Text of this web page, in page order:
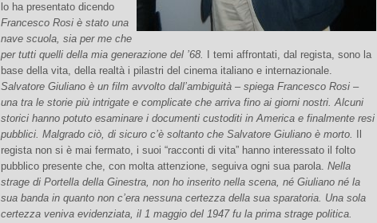
lo ha presentato dicendo
Francesco Rosi è stato una
nave scuola, sia per me che
per tutti quelli della mia generazione del ’68.
I temi affrontati, dal regista, sono la
base della vita, della realtà i pilastri del cinema italiano e internazionale.
Salvatore Giuliano è un film avvolto dall’ambiguità – spiega Francesco Rosi –
una tra le storie più intrigate e complicate che arriva fino ai giorni nostri. Alcuni
storici hanno potuto esaminare i documenti custoditi in America e finalmente resi
pubblici. Malgrado ciò, di sicuro c’è soltanto che Salvatore Giuliano è morto.
regista non si è mai fermato, i suoi “racconti di vita” hanno interessato il folto
pubblico presente che, con molta attenzione, seguiva ogni sua parola. Nella
strage di Portella della Ginestra, non ho inserito nella scena, né Giuliano né la
sua banda in quanto non c’era nessuna certezza della sua sparatoria. Una sola
certezza veniva evidenziata, il 1 maggio del 1947 fu la prima strage politica.